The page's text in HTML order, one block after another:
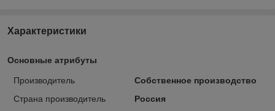
Характеристики
Основные атрибуты
Производитель
Собственное производство
Страна производитель
Россия